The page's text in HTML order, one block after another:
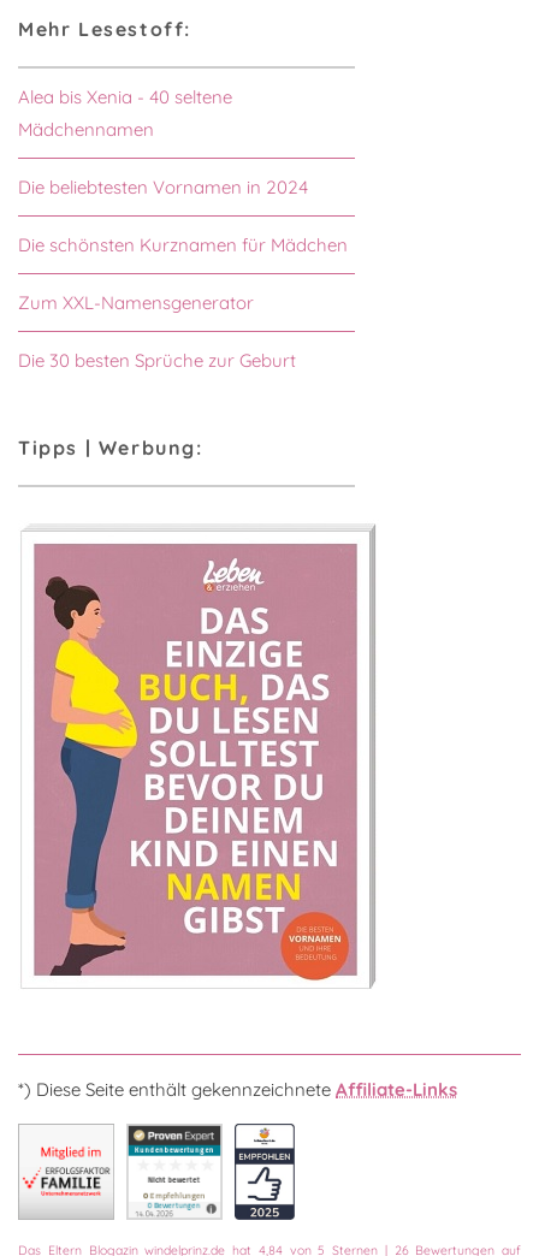
Mehr Lesestoff:
Alea bis Xenia - 40 seltene
Mädchennamen
Die beliebtesten Vornamen in 2024
Die schönsten Kurznamen für Mädchen
Zum XXL-Namensgenerator
Die 30 besten Sprüche zur Geburt
Tipps | Werbung:
*) Diese Seite enthält gekennzeichnete Affiliate-Links
Das Eltern Blogazin windelprinz.de hat 4,84von5 Sternen | 26Bewertungen auf